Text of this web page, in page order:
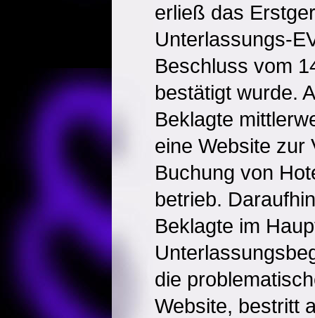
erließ das
Unterlassungs-
Beschluss vom
bestätigt wurde.
Beklagte
eine Website zur
Buchung von
betrieb.
Beklagte im
die
Website, bestritt